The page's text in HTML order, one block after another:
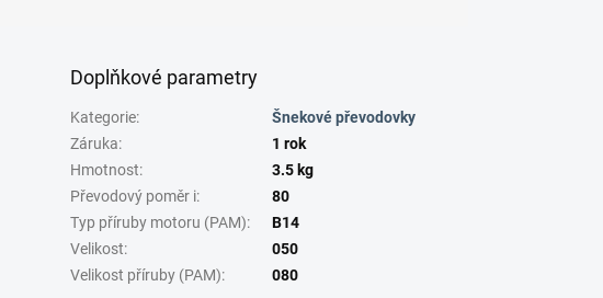
Doplňkové parametry
Kategorie:
Šnekové převodovky
Záruka:
1 rok
Hmotnost:
3.5 kg
Převodový poměr i:
80
Typ příruby motoru (PAM):
B14
Velikost:
050
Velikost příruby (PAM): 080